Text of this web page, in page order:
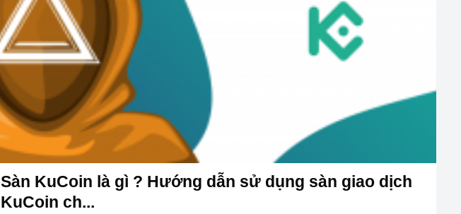
Sàn KuCoin là gì ? Hướng dẫn sử dụng sàn giao dịch
KuCoin ch...